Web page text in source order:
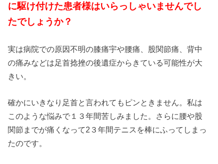
に駆け付けた患者様はいらっしゃいませんでし
たでしょうか？
実は病院での原因不明の膝痛宇や腰痛、股関節痛、背中
の痛みなどは足首捻挫の後遺症からきている可能性が大
きい。
確かにいきなり足首と言われてもピンときません。私は
このような悩みで１３年間苦しみました。さらに腰や股
関節までが痛くなって2３年間テニスを棒にふってしまっ
たのです。